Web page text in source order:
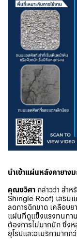
นำเข้าแผ่นหลังคายาง
คุณชวิศา กล่าวว่า สำ
Shingle Roof) เสริม
ลดการฉีกขาด เคลือบ
แผ่นที่ดูแข็งแรงทนทาน
ต้องการไม่มากนัก ซึ่ง
ยุโรปและอเมริกามากกว่